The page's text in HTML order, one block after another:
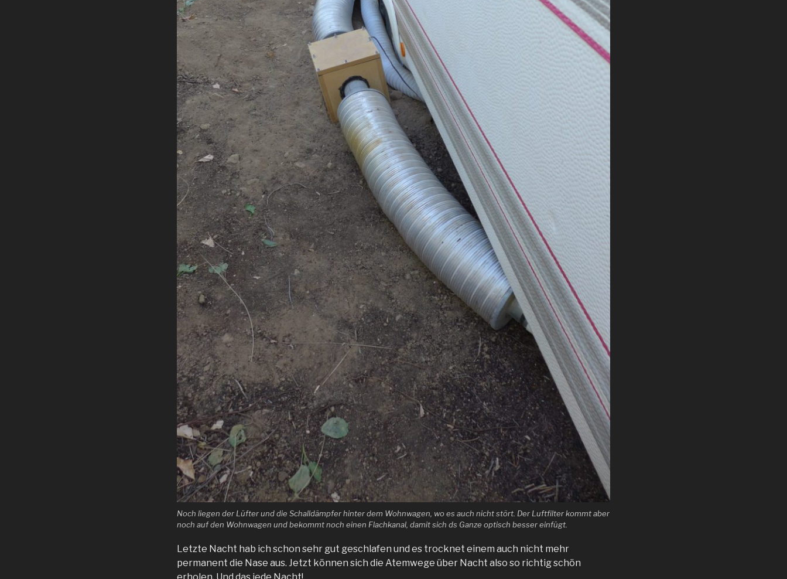
Noch liegen der Lüfter und die Schalldämpfer hinter dem Wohnwagen, wo es auch nicht stört. Der Luftfilter kommt aber
noch auf den Wohnwagen und bekommt noch einen Flachkanal, damit sich ds Ganze optisch besser einfügt.
Letzte Nacht hab ich schon sehr gut geschlafen und es trocknet einem auch nicht mehr
permanent die Nase aus. Jetzt können sich die Atemwege über Nacht also so richtig schön
erholen. Und das jede Nacht!